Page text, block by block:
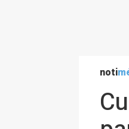
noti